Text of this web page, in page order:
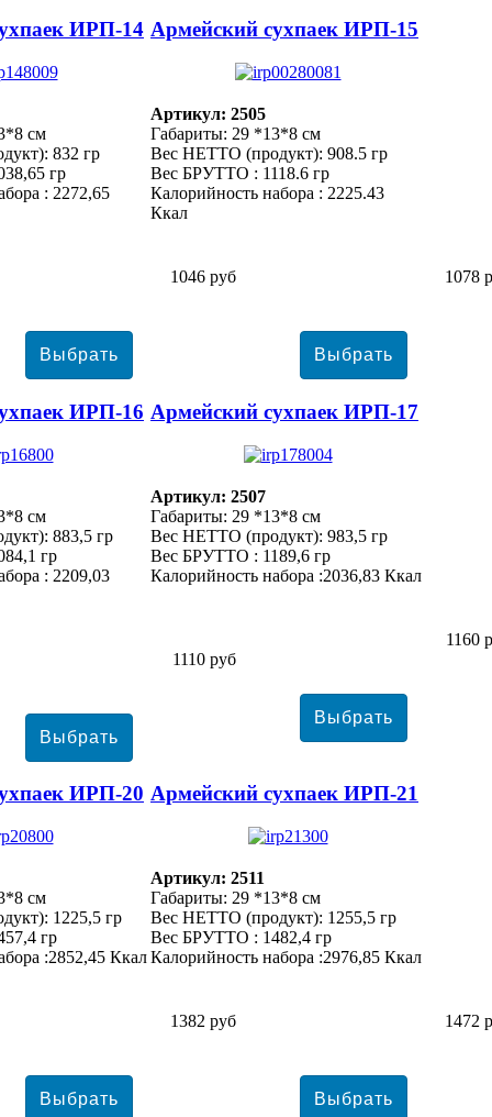
ИРП-14
см
832 гр
гр
: 2272,65
1046 руб
Армейский сухпаек ИРП-15
Артикул: 2505
Габариты: 29 *13*8 см
Вес НЕТТО (продукт): 908.5 гр
Вес БРУТТО : 1118.6 гр
Калорийность набора : 2225.43
Ккал
1078
ИРП-16
см
883,5 гр
гр
: 2209,03
1110 руб
Армейский сухпаек ИРП-17
Артикул: 2507
Габариты: 29 *13*8 см
Вес НЕТТО (продукт): 983,5 гр
Вес БРУТТО : 1189,6 гр
Калорийность набора :2036,83 Ккал
1160
ИРП-20
см
1225,5 гр
гр
:2852,45 Ккал
1382 руб
Армейский сухпаек ИРП-21
Артикул: 2511
Габариты: 29 *13*8 см
Вес НЕТТО (продукт): 1255,5 гр
Вес БРУТТО : 1482,4 гр
Калорийность набора :2976,85 Ккал
1472